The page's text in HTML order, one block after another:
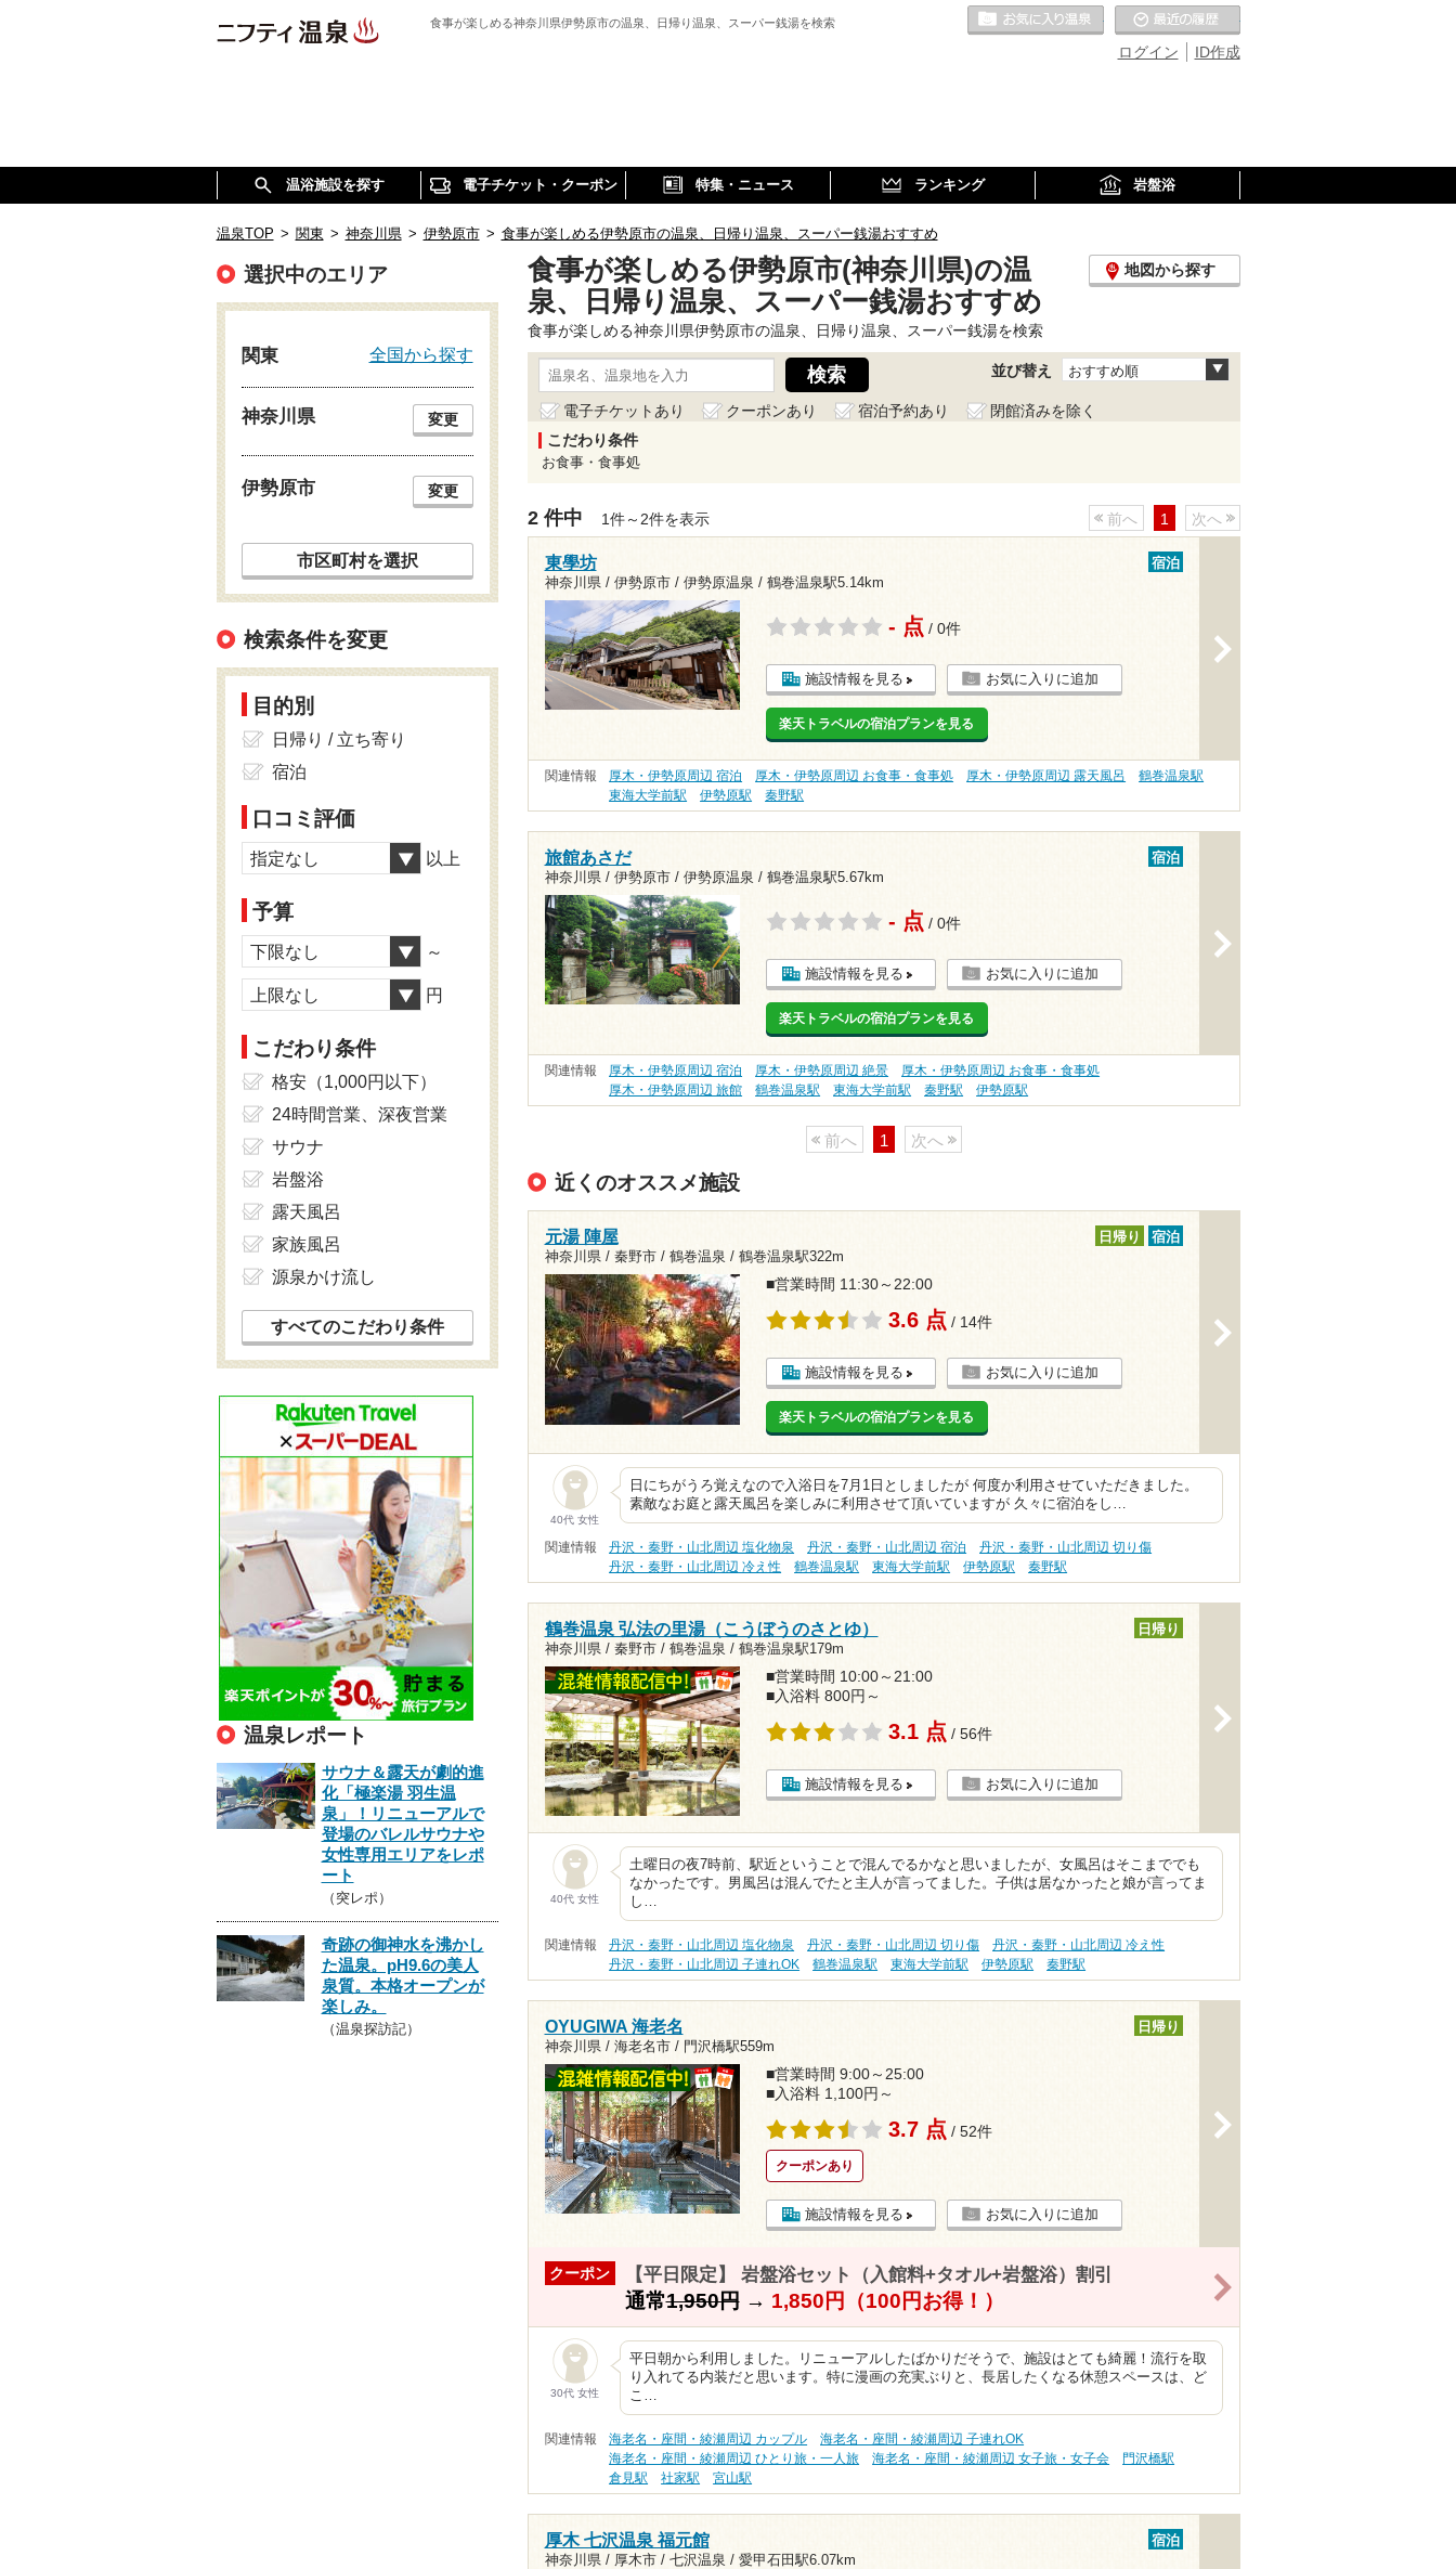
食事が楽しめる神奈川県伊勢原市の温泉、日帰り温泉、スーパー銭湯を検索
ID作成
ログイン
お気に入りの温泉
温浴施設を探す 電子チケット・クーポン 特集・ニュース ランキング 岩盤浴
温泉TOP > 関東 > 神奈川県 > 伊勢原市 > 食事が楽しめる伊勢原市の温泉、日帰り温泉、スーパー銭湯おすすめ
食事が楽しめる伊勢原市(神奈川県)の温
泉、日帰り温泉、スーパー銭湯おすすめ
地図から探す
食事が楽しめる神奈川県伊勢原市の温泉、日帰り温泉、スーパー銭湯を検索
並び替え おすすめ順
電子チケットあり クーポンあり 宿泊予約あり
閉館済みを除く
こだわり条件
お食事・食事処
2 件中 1件～2件を表示 前へ 1 次へ
東學坊
神奈川県 / 伊勢原市 / 伊勢原温泉 / 鶴巻温泉駅5.14km
宿泊
- 点 / 0件
施設情報を見る お気に入りに追加
楽天トラベルの宿泊プランを見る
関連情報 厚木・伊勢原周辺 宿泊 厚木・伊勢原周辺 お食事・食事処 厚木・伊勢原周辺 露天風呂
鶴巻温泉駅
東海大学前駅
伊勢原駅 秦野駅
旅館あさだ
神奈川県 / 伊勢原市 / 伊勢原温泉 / 鶴巻温泉駅5.67km
宿泊
- 点 / 0件
施設情報を見る お気に入りに追加
楽天トラベルの宿泊プランを見る
関連情報 厚木・伊勢原周辺 宿泊 厚木・伊勢原周辺 絶景
厚木・伊勢原周辺 お食事・食事処
厚木・伊勢原周辺 旅館
鶴巻温泉駅 東海大学前駅 秦野駅 伊勢原駅
前へ 1 次へ
近くのオススメ施設
元湯 陣屋
神奈川県 / 秦野市 / 鶴巻温泉 / 鶴巻温泉駅322m
日帰り 宿泊
■営業時間 11:30～22:00
3.6 点 / 14件
施設情報を見る お気に入りに追加
楽天トラベルの宿泊プランを見る
40代 女性
日にちがうろ覚えなので入浴日を7月1日としましたが 何度か利用させていただきました。
素敵なお庭と露天風呂を楽しみに利用させて頂いていますが 久々に宿泊をし…
関連情報 丹沢・秦野・山北周辺 塩化物泉 丹沢・秦野・山北周辺 宿泊
丹沢・秦野・山北周辺 切り傷
丹沢・秦野・山北周辺 冷え性
鶴巻温泉駅 東海大学前駅 伊勢原駅 秦野駅
鶴巻温泉 弘法の里湯（こうぼうのさとゆ）
神奈川県 / 秦野市 / 鶴巻温泉 / 鶴巻温泉駅179m
日帰り
■営業時間 10:00～21:00
■入浴料 800円～
3.1 点 / 56件
施設情報を見る お気に入りに追加
40代 女性
土曜日の夜7時前、駅近ということで混んでるかなと思いましたが、女風呂はそこまででも
なかったです。男風呂は混んでたと主人が言ってました。子供は居なかったと娘が言ってま
し…
関連情報 丹沢・秦野・山北周辺 塩化物泉 丹沢・秦野・山北周辺 切り傷
丹沢・秦野・山北周辺 冷え性
丹沢・秦野・山北周辺 子連れOK
鶴巻温泉駅 東海大学前駅 伊勢原駅 秦野駅
OYUGIWA 海老名
神奈川県 / 海老名市 / 門沢橋駅559m
日帰り
■営業時間 9:00～25:00
■入浴料 1,100円～
3.7 点 / 52件
クーポンあり
施設情報を見る お気に入りに追加
クーポン 【平日限定】 岩盤浴セット（入館料+タオル+岩盤浴）割引
通常1,950円→ 1,850円（100円お得！）
30代 女性
平日朝から利用しました。リニューアルしたばかりだそうで、施設はとても綺麗！流行を取
り入れてる内装だと思います。特に漫画の充実ぶりと、長居したくなる休憩スペースは、ど
こ…
関連情報 海老名・座間・綾瀬周辺 カップル
海老名・座間・綾瀬周辺 子連れOK
海老名・座間・綾瀬周辺 ひとり旅・一人旅
海老名・座間・綾瀬周辺 女子旅・女子会
門沢橋駅
倉見駅
社家駅 宮山駅
厚木 七沢温泉 福元館
神奈川県 / 厚木市 / 七沢温泉 / 愛甲石田駅6.07km
宿泊
選択中のエリア
関東 全国から探す
神奈川県 変更
伊勢原市 変更
市区町村を選択
検索条件を変更
目的別
日帰り / 立ち寄り
宿泊
口コミ評価
指定なし 以上
予算
下限なし ～
上限なし 円
こだわり条件
格安（1,000円以下）
24時間営業、深夜営業
サウナ
岩盤浴
露天風呂
家族風呂
源泉かけ流し
すべてのこだわり条件
温泉レポート
サウナ＆露天が劇的進
化「極楽湯 羽生温
泉」！リニューアルで
登場のバレルサウナや
女性専用エリアをレポ
ート
（突レポ）
奇跡の御神水を沸かし
た温泉。pH9.6の美人
泉質。本格オープンが
楽しみ。
（温泉探訪記）